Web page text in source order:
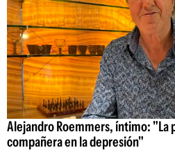
Alejandro Roemmers, íntimo: "La
compañera en la depresión"